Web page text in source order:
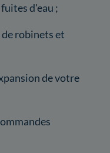
d'eau ;
robinets et
de votre